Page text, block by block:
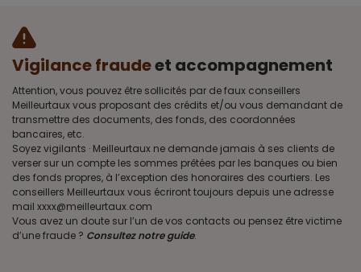
Vigilance fraudeet accompagnement
Attention, vous pouvez être sollicités par de faux conseillers
Meilleurtaux vous proposant des crédits et/ou vous demandant de
transmettre des documents, des fonds, des coordonnées
bancaires, etc.
Soyez vigilants · Meilleurtaux ne demande jamais à ses clients de
verser sur un compte les sommes prêtées par les banques ou bien
des fonds propres, à l’exception des honoraires des courtiers. Les
conseillers Meilleurtaux vous écriront toujours depuis une adresse
mail xxxx@meilleurtaux.com
Vous avez un doute sur l’un de vos contacts ou pensez être victime
d’une fraude ? Consultez notre guide.